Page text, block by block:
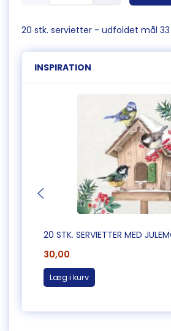
20 stk. servietter - udfoldet mål 33
INSPIRATION
20 STK. SERVIETTER MED
30,00
Læg i kurv